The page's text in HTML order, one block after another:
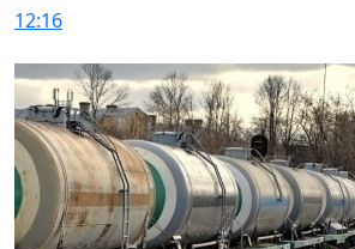
12:16